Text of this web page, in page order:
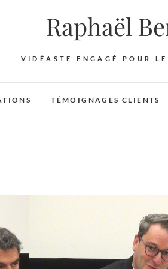
Raphaël
VIDÉASTE ENGAGÉ POUR
TÉMOIGNAGES CLIENTS